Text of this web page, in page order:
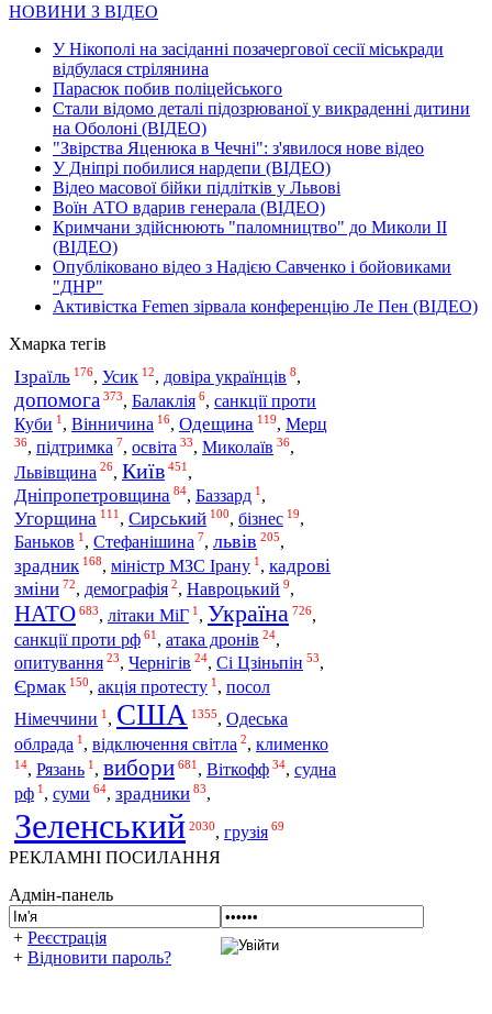
НОВИНИ З ВІДЕО
У Нікополі на засіданні позачергової сесії міськради
відбулася стрілянина
Парасюк побив поліцейського
Стали відомо деталі підозрюваної у викраденні дитини
на Оболоні (ВІДЕО)
"Звірства Яценюка в Чечні": з'явилося нове відео
У Дніпрі побилися нардепи (ВІДЕО)
Відео масової бійки підлітків у Львові
Воїн АТО вдарив генерала (ВІДЕО)
Кримчани здійснюють "паломництво" до Миколи ІІ
(ВІДЕО)
Опубліковано відео з Надією Савченко і бойовиками
"ДНР"
Активістка Femen зірвала конференцію Ле Пен (ВІДЕО)
Хмарка тегів
Ізраїль 176, Усик 12, довіра українців 8,
допомога 373, Балаклія 6, санкції проти
Куби 1 , Вінничина 16, Одещина 119, Мерц
36, підтримка 7, освіта 33, Миколаїв 36,
Львівщина 26, Київ 451 ,
Дніпропетровщина 84, Баззард 1 ,
Угорщина 111 , Сирський 100, бізнес 19,
Баньков 1 , Стефанішина 7, львів 205,
зрадник 168, міністр МЗС Ірану 1 , кадрові
зміни 72, демографія 2, Навроцький 9,
НАТО 683, літаки МіГ 1 , Україна 726,
санкції проти рф 61 , атака дронів 24,
опитування 23, Чернігів 24, Сі Цзіньпін 53,
Єрмак 150, акція протесту 1 , посол
Німеччини 1 , США 1355, Одеська
облрада 1 , відключення світла 2, клименко
14, Рязань 1 , вибори 681 , Віткофф 34, судна
рф 1, суми 64, зрадники 83,
Зеленський 2030, грузія 69
РЕКЛАМНІ ПОСИЛАННЯ
Адмін-панель
+ Реєстрація
+ Відновити пароль?